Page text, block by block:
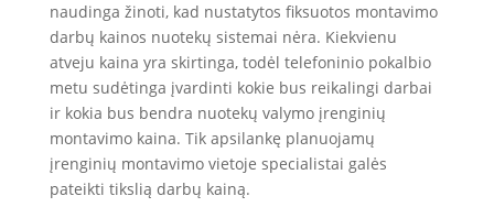
naudinga žinoti, kad nustatytos fiksuotos montavimo
darbų kainos nuotekų sistemai nėra. Kiekvienu
atveju kaina yra skirtinga, todėl telefoninio pokalbio
metu sudėtinga įvardinti kokie bus reikalingi darbai
ir kokia bus bendra nuotekų valymo įrenginių
montavimo kaina. Tik apsilankę planuojamų
įrenginių montavimo vietoje specialistai galės
pateikti tikslią darbų kainą.